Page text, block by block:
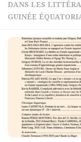
Publications et
Compléments à
Cuadernos
Matins
Polifonia
Concours
Programmes
DANS LES
GUINÉE